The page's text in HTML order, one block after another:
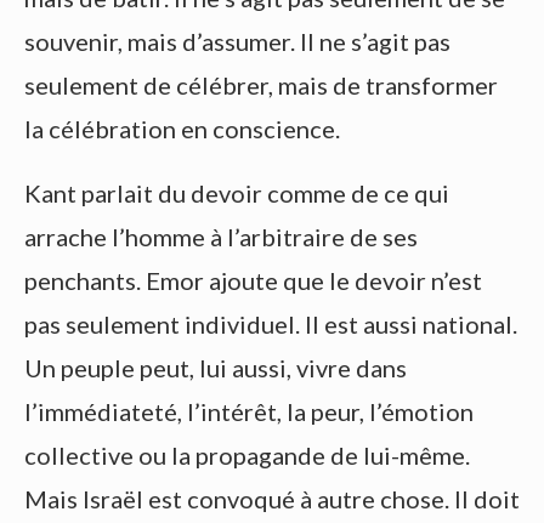
souvenir, mais d’assumer. Il ne s’agit pas
seulement de célébrer, mais de transformer
la célébration en conscience.
Kant parlait du devoir comme de ce qui
arrache l’homme à l’arbitraire de ses
penchants. Emor ajoute que le devoir n’est
pas seulement individuel. Il est aussi national.
Un peuple peut, lui aussi, vivre dans
l’immédiateté, l’intérêt, la peur, l’émotion
collective ou la propagande de lui-même.
Mais Israël est convoqué à autre chose. Il doit